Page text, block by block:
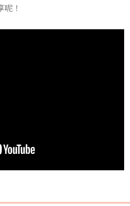
！